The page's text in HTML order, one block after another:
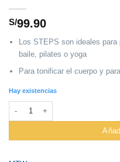
S/99.90
Los STEPS son ideales para
baile, pilates o yoga
Para tonificar el cuerpo y
Hay existencias
Step Mtw #W0922 Fibra De